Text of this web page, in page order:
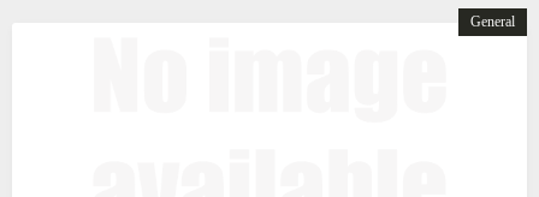
General